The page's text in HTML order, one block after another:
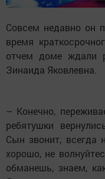
Совсем недавно он
время
отчем доме ждали
Зинаида Яковлевна.
– Конечно,
ребятушки
Сын звонит, всегда
хорошо, не
обманешь, знаем,